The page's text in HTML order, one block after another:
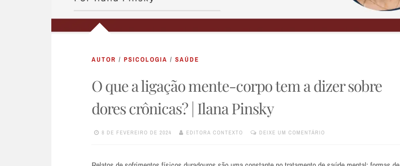
AUTOR / PSICOLOGIA / SAÚDE
O que a ligação mente-corpo tem a dizer sobre
dores crônicas? | Ilana Pinsky
8 DE FEVEREIRO DE 2024 EDITORA CONTEXTO DEIXE UM COMENTÁRIO